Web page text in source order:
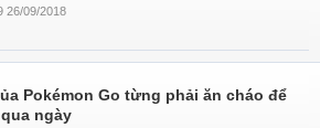
26/09/2018
Pokémon Go từng phải ăn cháo để
ngày